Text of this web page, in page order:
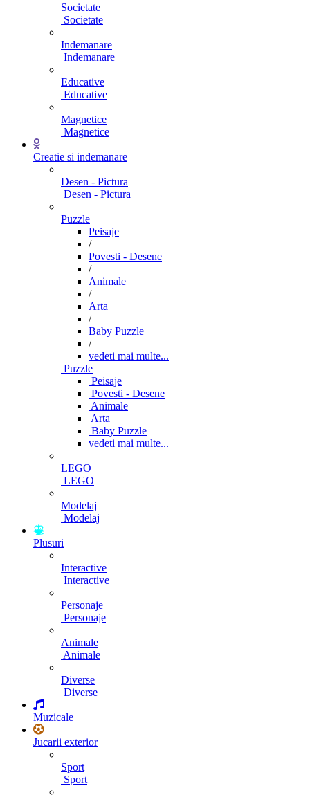
Societate
Societate
Indemanare
Indemanare
Educative
Educative
Magnetice
Magnetice
Creatie si indemanare
Desen - Pictura
Desen - Pictura
Puzzle
Peisaje
/
Povesti - Desene
/
Animale
/
Arta
/
Baby Puzzle
/
vedeti mai multe...
Puzzle
Peisaje
Povesti - Desene
Animale
Arta
Baby Puzzle
vedeti mai multe...
LEGO
LEGO
Modelaj
Modelaj
Plusuri
Interactive
Interactive
Personaje
Personaje
Animale
Animale
Diverse
Diverse
Muzicale
Jucarii exterior
Sport
Sport